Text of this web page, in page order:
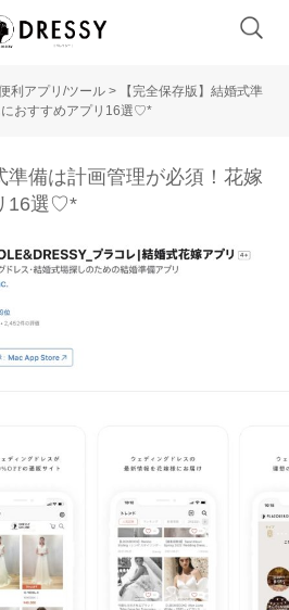
利アプリ/ツール >
【完全保存版】結婚式準
おすすめアプリ16選♡*
準備は計画管理が必須！花嫁
16選♡*